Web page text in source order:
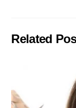
Related